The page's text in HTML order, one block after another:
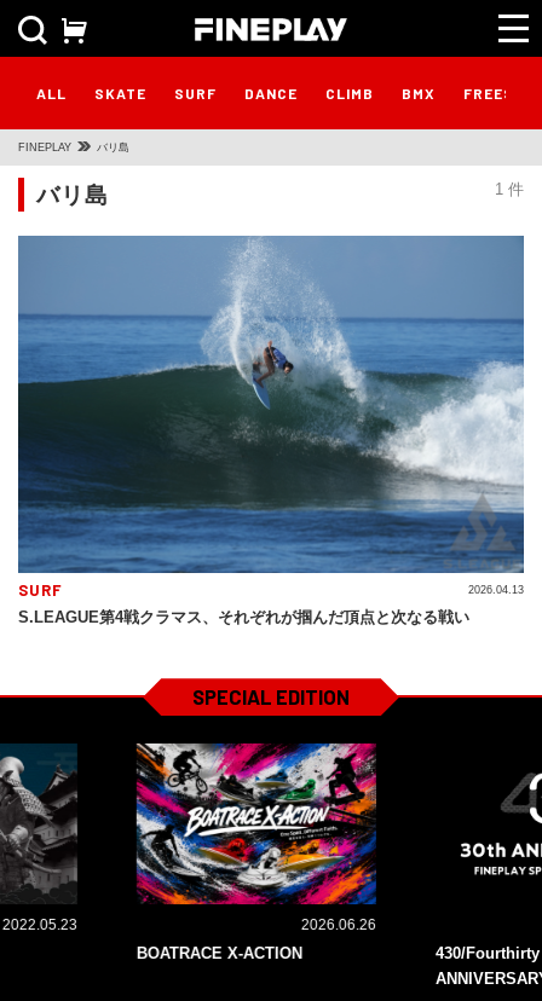
ALL SKATE SURF DANCE CLIMB BMX
FINEPLAY バリ島
1 件
バリ島
SURF
S.LEAGUE第4戦クラマス、それぞれが掴んだ頂点と次なる戦い
2026.04.13
SPECIAL EDITION
2022.05.23 2026.06.26
BOATRACE X-ACTION
430/